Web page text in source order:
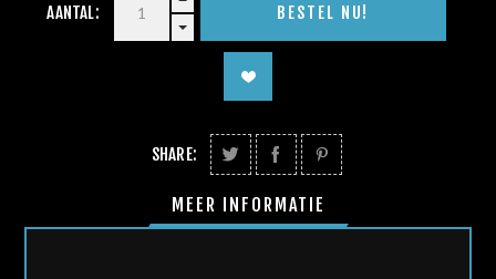
AANTAL:
SHARE:
MEER INFORMATIE